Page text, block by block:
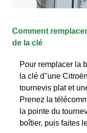
Comment
de la clé
Pour remplacer la
la clé d''une
tournevis plat et
Prenez la
la pointe du
boîtier, puis faites